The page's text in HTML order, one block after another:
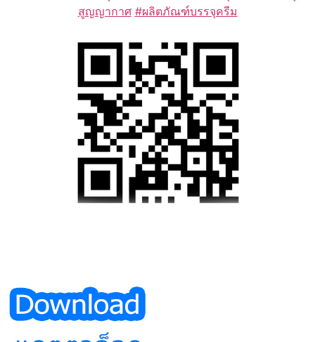
สูญญากาศ #ผลิตภัณฑ์บรรจุครีม